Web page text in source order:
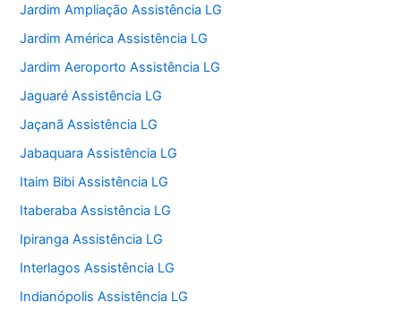
Jardim Ampliação Assistência LG
Jardim América Assistência LG
Jardim Aeroporto Assistência LG
Jaguaré Assistência LG
Jaçanã Assistência LG
Jabaquara Assistência LG
Itaim Bibi Assistência LG
Itaberaba Assistência LG
Ipiranga Assistência LG
Interlagos Assistência LG
Indianópolis Assistência LG